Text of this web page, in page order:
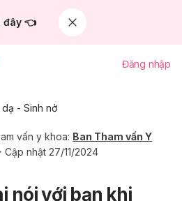
đây 👈
Đăng nhập
- Sinh nở
vấn y khoa: Ban Tham vấn Y
Cập nhật 27/11/2024
nói với bạn khi